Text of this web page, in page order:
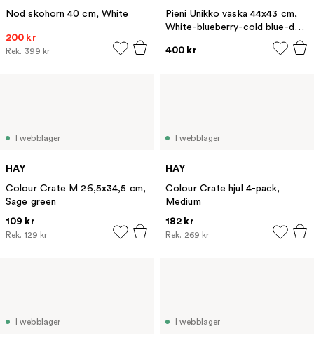
Nod skohorn 40 cm, White
200 kr
Rek. 399 kr
Pieni Unikko väska 44x43 cm,
White-blueberry-cold blue-dark
400 kr
I webblager
HAY
Colour Crate M 26,5x34,5 cm,
Sage green
109 kr
Rek. 129 kr
I webblager
HAY
Colour Crate hjul 4-pack,
Medium
182 kr
Rek. 269 kr
I webblager I webblager